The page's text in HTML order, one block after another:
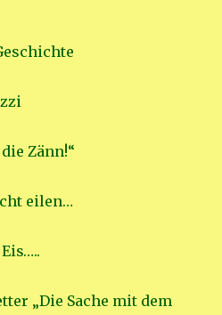
Zänn!“
eilen…
„Die Sache mit dem